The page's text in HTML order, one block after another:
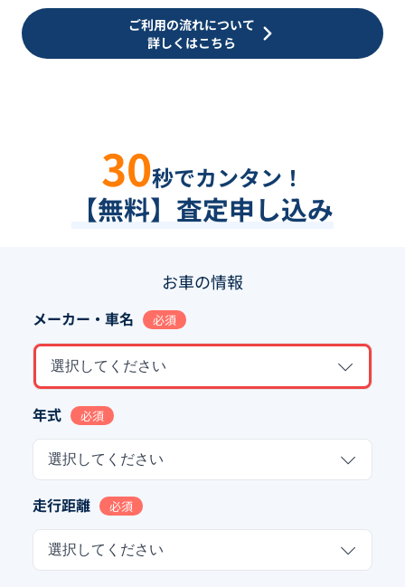
ご利用の流れについて
詳しくはこちら
30秒でカンタン！
【無料】査定申し込み
お車の情報
メーカー・車名 必須
選択してください
年式 必須
選択してください
走行距離 必須
選択してください